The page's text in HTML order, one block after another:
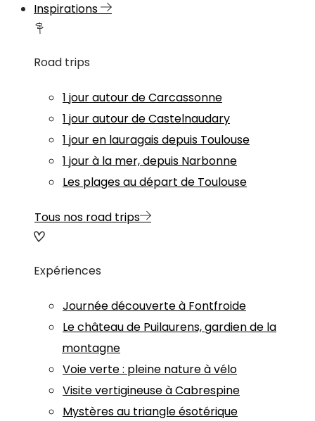
Inspirations
Road trips
1 jour autour de Carcassonne
1 jour autour de Castelnaudary
1 jour en lauragais depuis Toulouse
1 jour à la mer, depuis Narbonne
Les plages au départ de Toulouse
Tous nos road trips
Expériences
Journée découverte à Fontfroide
Le château de Puilaurens, gardien de la
montagne
Voie verte : pleine nature à vélo
Visite vertigineuse à Cabrespine
Mystères au triangle ésotérique